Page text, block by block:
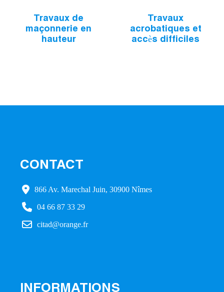
Travaux de
maçonnerie en
hauteur
Travaux
acrobatiques et
accès difficiles
CONTACT
866 Av. Marechal Juin, 30900 Nîmes
04 66 87 33 29
citad@orange.fr
INFORMATIONS